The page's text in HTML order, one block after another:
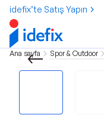
idefix’te Satış Yapın
Ana sayfa Spor & Outdoor